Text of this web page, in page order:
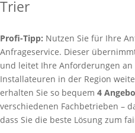
Trier
Profi-Tipp: Nutzen Sie für Ihre
Anfrageservice. Dieser
und leitet Ihre Anforderungen
Installateuren in der Region
erhalten Sie so bequem 4
verschiedenen Fachbetrieben –
dass Sie die beste Lösung zum